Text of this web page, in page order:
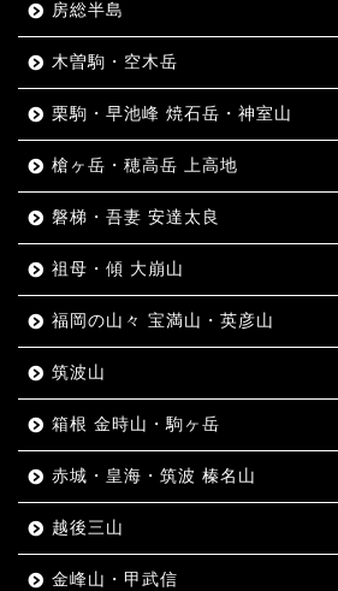
房総半島
木曽駒・空木岳
栗駒・早池峰 焼石岳・神室山
槍ヶ岳・穂高岳 上高地
磐梯・吾妻 安達太良
祖母・傾 大崩山
福岡の山々 宝満山・英彦山
筑波山
箱根 金時山・駒ヶ岳
赤城・皇海・筑波 榛名山
越後三山
金峰山・甲武信